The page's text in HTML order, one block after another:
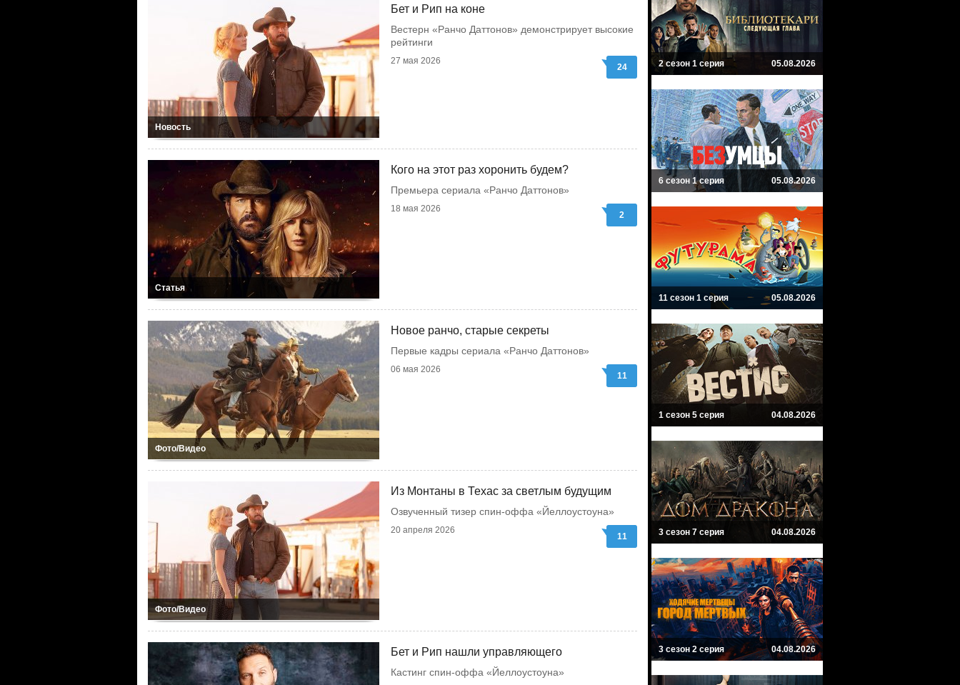
Новость
Бет и Рип на коне
Вестерн «Ранчо Даттонов» демонстрирует высокие
рейтинги
27 мая 2026
24
Статья
Кого на этот раз хоронить будем?
Премьера сериала «Ранчо Даттонов»
18 мая 2026
2
Фото/Видео
Новое ранчо, старые секреты
Первые кадры сериала «Ранчо Даттонов»
06 мая 2026
11
Фото/Видео
Из Монтаны в Техас за светлым будущим
Озвученный тизер спин-оффа «Йеллоустоуна»
20 апреля 2026
11
Бет и Рип нашли управляющего
Кастинг спин-оффа «Йеллоустоуна»
2 сезон 1 серия 05.08.2026
6 сезон 1 серия 05.08.2026
11 сезон 1 серия 05.08.2026
1 сезон 5 серия 04.08.2026
3 сезон 7 серия 04.08.2026
3 сезон 2 серия 04.08.2026